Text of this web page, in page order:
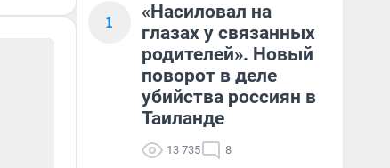
1
«Насиловал на
глазах у связанных
родителей». Новый
поворот в деле
убийства россиян в
Таиланде
13 735 8